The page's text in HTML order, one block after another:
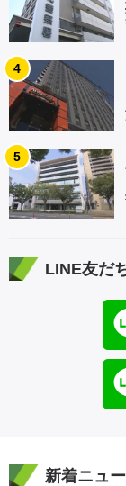
4
5
LINE友だ
新着ニュ